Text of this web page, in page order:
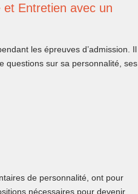
Entretien avec un
les épreuves d’admission. Il
questions sur sa personnalité, ses
de personnalité, ont pour
nécessaires pour devenir